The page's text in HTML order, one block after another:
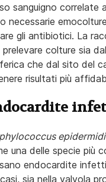
sanguigno correlate
necessarie
gli antibiotici. La
prelevare colture sia
che dal sito del
risultati più
una delle specie più
endocardite
sia nella valvola